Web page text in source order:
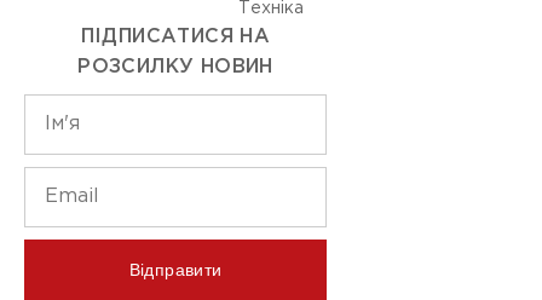
Технiка
ПІДПИСАТИСЯ НА
РОЗСИЛКУ НОВИН
Відправити